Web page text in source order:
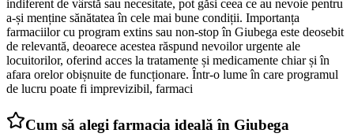
indiferent de vârstă sau necesitate, pot găsi ceea ce au nevoie pentru
a-și menține sănătatea în cele mai bune condiții. Importanța
farmaciilor cu program extins sau non-stop în Giubega este deosebit
de relevantă, deoarece acestea răspund nevoilor urgente ale
locuitorilor, oferind acces la tratamente și medicamente chiar și în
afara orelor obișnuite de funcționare. Într-o lume în care programul
de lucru poate fi imprevizibil, farmaci
Cum să alegi farmacia ideală în Giubega